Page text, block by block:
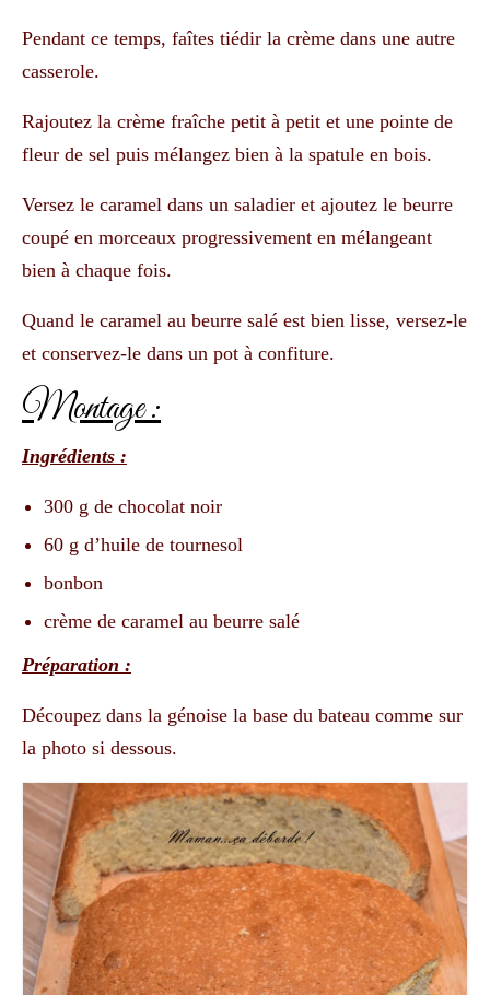
Pendant ce temps, faîtes tiédir la crème dans une autre
casserole.
Rajoutez la crème fraîche petit à petit et une pointe de
fleur de sel puis mélangez bien à la spatule en bois.
Versez le caramel dans un saladier et ajoutez le beurre
coupé en morceaux progressivement en mélangeant
bien à chaque fois.
Quand le caramel au beurre salé est bien lisse, versez-le
et conservez-le dans un pot à confiture.
Montage :
Ingrédients :
300 g de chocolat noir
60 g d’huile de tournesol
bonbon
crème de caramel au beurre salé
Préparation :
Découpez dans la génoise la base du bateau comme sur
la photo si dessous.